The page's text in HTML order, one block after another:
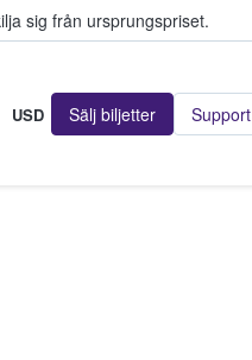
sig från ursprungspriset.
USD Sälj biljetter Support